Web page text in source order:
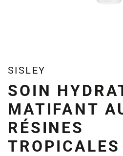
SISLEY
SOIN
MATIFANT
RÉSINES
TROPICALES